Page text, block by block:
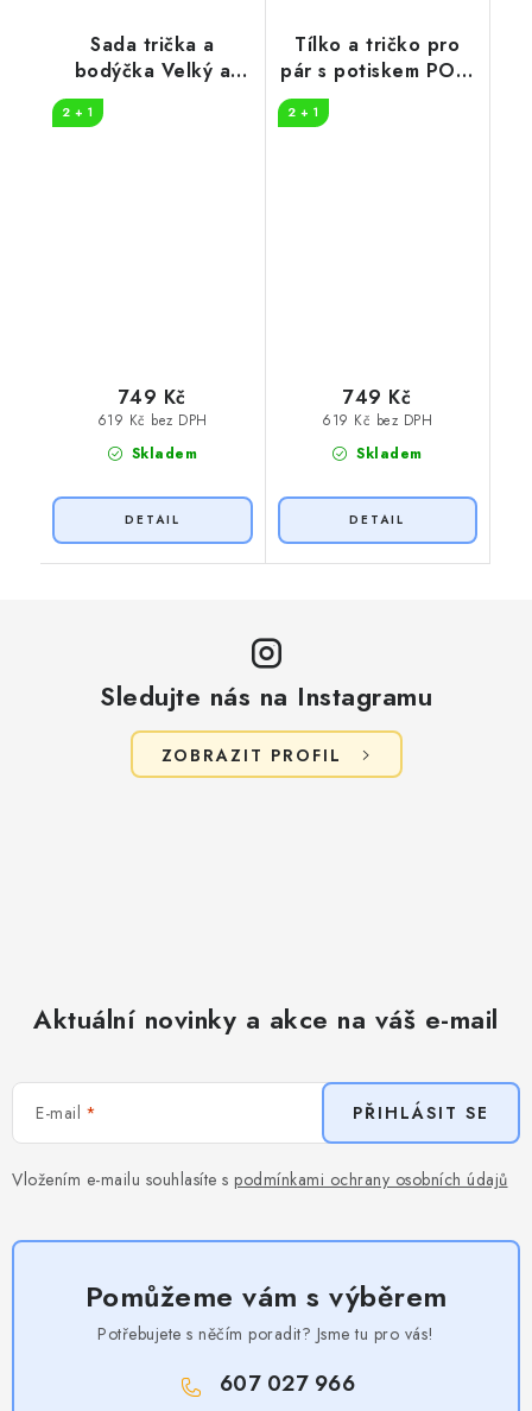
Sada trička a
bodýčka Velký a
2 + 1
Skladem
619 Kč bez DPH
749 Kč
Tílko a tričko pro
pár s potiskem POŠ-
2 + 1
Skladem
619 Kč bez DPH
749 Kč
Sledujte nás na Instagramu
ZOBRAZIT PROFIL
Aktuální novinky a akce na váš e-mail
E-mail
Vložením e-mailu souhlasíte s podmínkami ochrany osobních údajů
PŘIHLÁSIT SE
Pomůžeme vám s výběrem
Potřebujete s něčím poradit? Jsme tu pro vás!
607 027 966